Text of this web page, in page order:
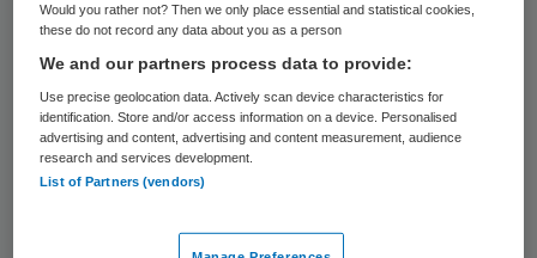
Consument & Markt (ACM).
De Eyescan Groep biedt onder meer
verzekerde en onverzekerde oogzorg aan
opzes locaties in Nederland. Daarnaast
biedt Eyescan producten aan die verband
Would you rather not? Then we only place essential and statistical cookies,
these do not record any data about you as a person
We and our partners process data to provide:
Use precise geolocation data. Actively scan device characteristics for
identification. Store and/or access information on a device. Personalised
advertising and content, advertising and content measurement, audience
research and services development.
List of Partners (vendors)